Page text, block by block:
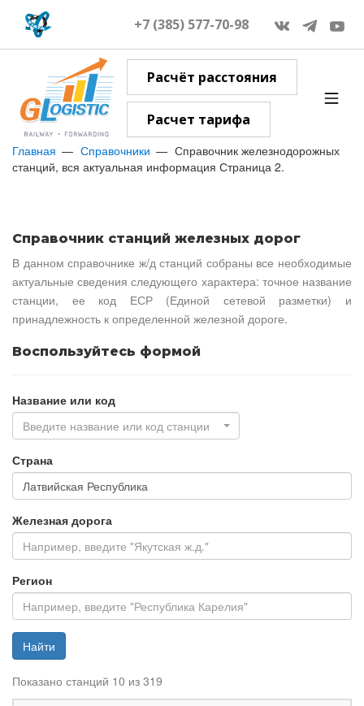
+7 (385) 577-70-98
Расчёт расстояния
Расчет тарифа
Главная Справочники
Справочник железнодорожных
станций, вся актуальная информация Страница 2.
Справочник станций железных дорог
В данном справочнике ж/д станций собраны все необходимые
актуальные сведения следующего характера: точное название
станции, ее код ЕСР (Единой сетевой разметки) и
принадлежность к определенной железной дороге.
Воспользуйтесь формой
Название или код
Введите название или код станции
Страна
Железная дорога
Регион
Найти
Показано станций 10 из 319